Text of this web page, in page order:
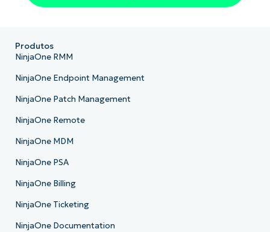
Produtos
NinjaOne RMM
NinjaOne Endpoint Management
NinjaOne Patch Management
NinjaOne Remote
NinjaOne MDM
NinjaOne PSA
NinjaOne Billing
NinjaOne Ticketing
NinjaOne Documentation